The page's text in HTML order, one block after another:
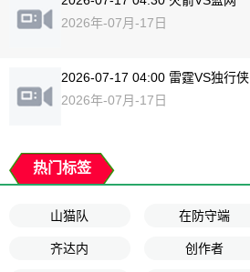
2026年-07月-17日
2026-07-17 04:00 雷霆VS独行侠
2026年-07月-17日
热门标签
山猫队 在防守端
齐达内 创作者